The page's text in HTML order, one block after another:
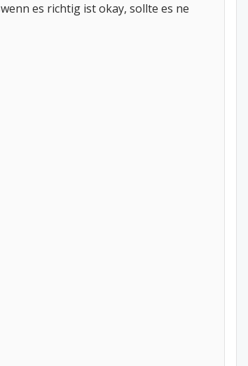
wenn es richtig ist okay, sollte es ne